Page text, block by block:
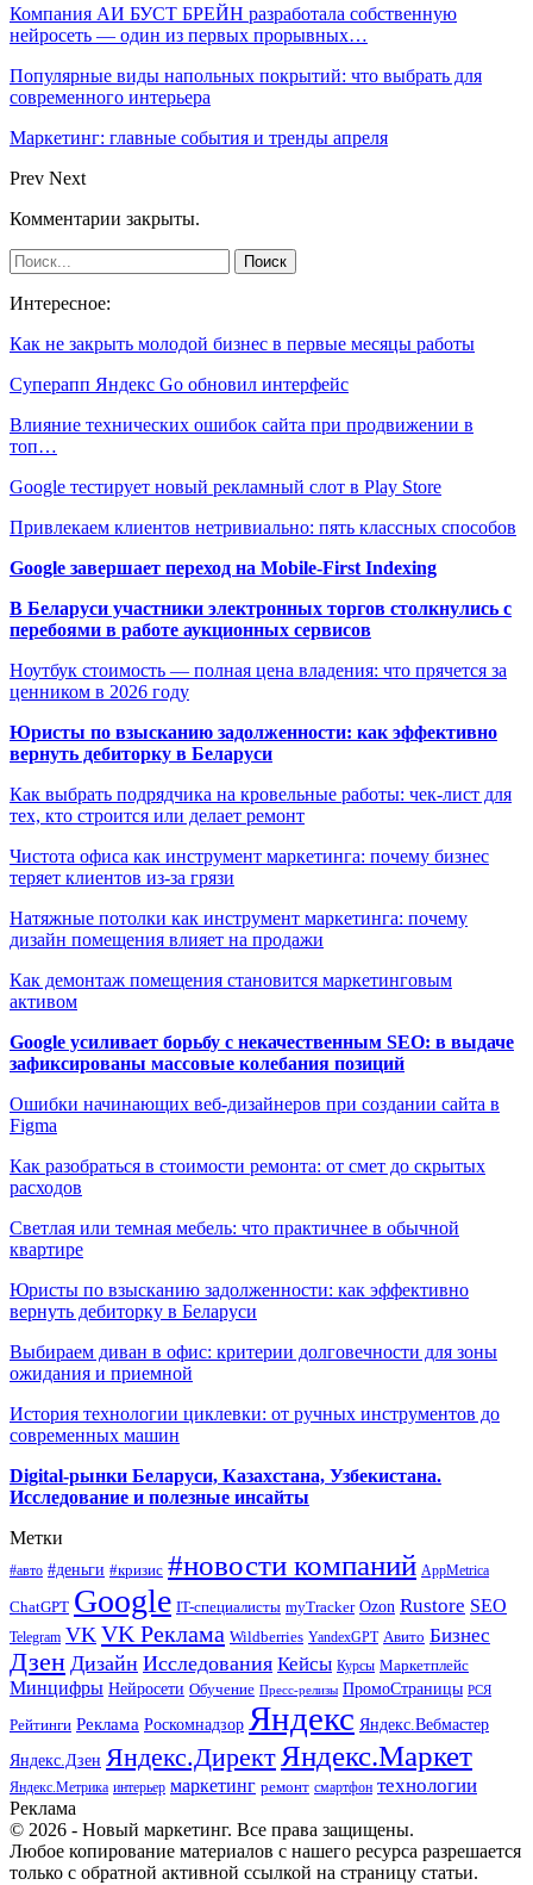
Компания АИ БУСТ БРЕЙН разработала собственную
нейросеть — один из первых прорывных…
Популярные виды напольных покрытий: что выбрать для
современного интерьера
Маркетинг: главные события и тренды апреля
Prev Next
Комментарии закрыты.
Интересное:
Как не закрыть молодой бизнес в первые месяцы работы
Суперапп Яндекс Go обновил интерфейс
Влияние технических ошибок сайта при продвижении в
топ…
Google тестирует новый рекламный слот в Play Store
Привлекаем клиентов нетривиально: пять классных способов
Google завершает переход на Mobile-First Indexing
В Беларуси участники электронных торгов столкнулись с
перебоями в работе аукционных сервисов
Ноутбук стоимость — полная цена владения: что прячется за
ценником в 2026 году
Юристы по взысканию задолженности: как эффективно
вернуть дебиторку в Беларуси
Как выбрать подрядчика на кровельные работы: чек-лист для
тех, кто строится или делает ремонт
Чистота офиса как инструмент маркетинга: почему бизнес
теряет клиентов из-за грязи
Натяжные потолки как инструмент маркетинга: почему
дизайн помещения влияет на продажи
Как демонтаж помещения становится маркетинговым
активом
Google усиливает борьбу с некачественным SEO: в выдаче
зафиксированы массовые колебания позиций
Ошибки начинающих веб-дизайнеров при создании сайта в
Figma
Как разобраться в стоимости ремонта: от смет до скрытых
расходов
Светлая или темная мебель: что практичнее в обычной
квартире
Юристы по взысканию задолженности: как эффективно
вернуть дебиторку в Беларуси
Выбираем диван в офис: критерии долговечности для зоны
ожидания и приемной
История технологии циклевки: от ручных инструментов до
современных машин
Digital-рынки Беларуси, Казахстана, Узбекистана.
Исследование и полезные инсайты
Метки
#авто #деньги #кризис #новости компаний AppMetrica
ChatGPT Google IT-специалисты myTracker Ozon Rustore SEO
Telegram VK VK Реклама Wildberries YandexGPT Авито Бизнес
Дзен Дизайн Исследования Кейсы Курсы Маркетплейс
Минцифры Нейросети Обучение Пресс-релизы ПромоСтраницы РСЯ
Рейтинги Реклама Роскомнадзор Яндекс Яндекс.Вебмастер
Яндекс.Дзен Яндекс.ДиректЯндекс.Маркет
Яндекс.Метрика интерьер маркетинг ремонт смартфон технологии
Реклама
© 2026 - Новый маркетинг. Все права защищены.
Любое копирование материалов с нашего ресурса разрешается
только с обратной активной ссылкой на страницу статьи.